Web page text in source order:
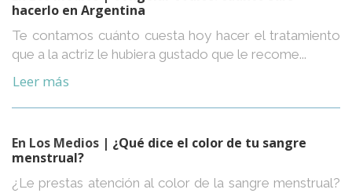
hacerlo en Argentina
Te contamos cuánto cuesta hoy hacer el tratamiento
que a la actriz le hubiera gustado que le recome...
Leer más
En Los Medios | ¿Qué dice el color de tu sangre
menstrual?
¿Le prestas atención al color de la sangre menstrual?